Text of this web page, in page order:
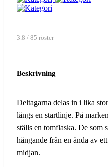
3.8 / 85 röster
Beskrivning
Deltagarna delas in i lika
längs en startlinje. På
ställs en tomflaska. De som
hängande från en ända av
midjan.